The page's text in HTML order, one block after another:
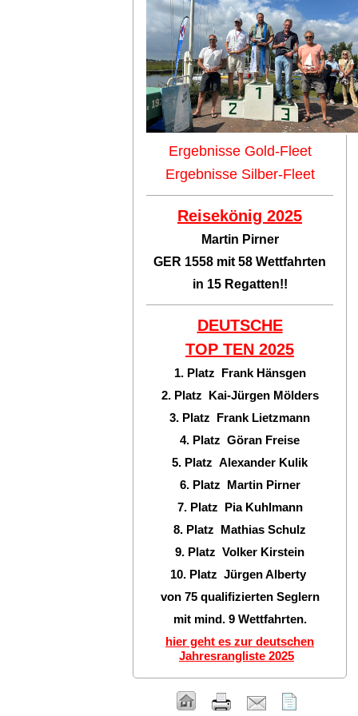
Ergebnisse Gold-Fleet
Ergebnisse Silber-Fleet
Reisekönig 2025
Martin Pirner
GER 1558 mit 58 Wettfahrten
in 15 Regatten!!
DEUTSCHE
TOP TEN 2025
1. Platz Frank Hänsgen
2. Platz Kai-Jürgen Mölders
3. Platz Frank Lietzmann
4. Platz Göran Freise
5. Platz Alexander Kulik
6. Platz Martin Pirner
7. Platz Pia Kuhlmann
8. Platz Mathias Schulz
9. Platz Volker Kirstein
10. Platz Jürgen Alberty
von 75 qualifizierten Seglern
mit mind. 9 Wettfahrten.
hier geht es zur deutschen
Jahresrangliste 2025